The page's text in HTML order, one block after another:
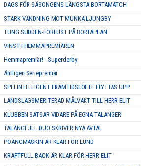
DAGS FÖR SÄSONGENS LÄNGSTA BORTAMATCH
STARK VÄNDNING MOT MUNKA-LJUNGBY
TUNG SUDDEN-FÖRLUST PÅ BORTAPLAN
VINST I HEMMAPREMIÄREN
Hemmapremiär! - Superderby
Äntligen Seriepremiär
SPELINTELLIGENT FRAMTIDSLÖFTE FLYTTAS UPP
LANDSLAGSMERITERAD MÅLVAKT TILL HERR ELIT
KLUBBEN SATSAR VIDARE PÅ EGNA TALANGER
TALANGFULL DUO SKRIVER NYA AVTAL
POÄNGMASKIN ÄR KLAR FÖR LUND
KRAFTFULL BACK ÄR KLAR FÖR HERR ELIT